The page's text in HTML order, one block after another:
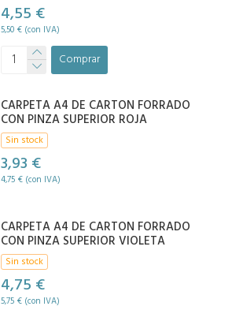
4,55 €
5,50 € (con IVA)
Comprar
CARPETA A4 DE CARTON FORRADO
CON PINZA SUPERIOR ROJA
Sin stock
3,93 €
4,75 € (con IVA)
CARPETA A4 DE CARTON FORRADO
CON PINZA SUPERIOR VIOLETA
Sin stock
4,75 €
5,75 € (con IVA)